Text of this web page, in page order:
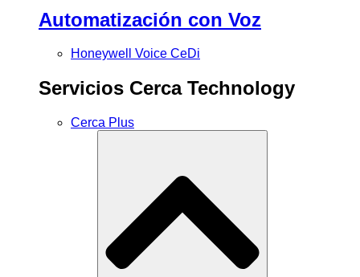
Automatización con Voz
Honeywell Voice CeDi
Servicios Cerca Technology
Cerca Plus